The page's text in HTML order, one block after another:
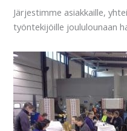
Järjestimme asiakkaille,
työntekijöille joululounaan